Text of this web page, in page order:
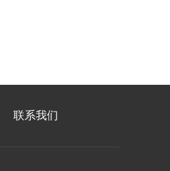
联系我们